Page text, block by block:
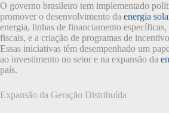
O governo brasileiro tem implementado
promover o desenvolvimento da energia
energia, linhas de financiamento específicas,
fiscais, e a criação de programas de
Essas iniciativas têm desempenhado um
ao investimento no setor e na expansão da
país.
Expansão da Geração Distribuída